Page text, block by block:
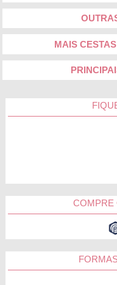
MAIS
COMPRE